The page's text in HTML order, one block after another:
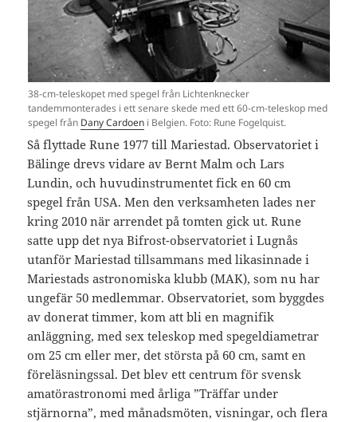
38-cm-teleskopet med spegel från Lichtenknecker
tandemmonterades i ett senare skede med ett 60-cm-teleskop med
spegel från Dany Cardoeni Belgien. Foto: Rune Fogelquist.
Så flyttade Rune 1977 till Mariestad. Observatoriet i
Bälinge drevs vidare av Bernt Malm och Lars
Lundin, och huvudinstrumentet fick en 60 cm
spegel från USA. Men den verksamheten lades ner
kring 2010 när arrendet på tomten gick ut. Rune
satte upp det nya Bifrost-observatoriet i Lugnås
utanför Mariestad tillsammans med likasinnade i
Mariestads astronomiska klubb (MAK), som nu har
ungefär 50 medlemmar. Observatoriet, som byggdes
av donerat timmer, kom att bli en magnifik
anläggning, med sex teleskop med spegeldiametrar
om 25 cm eller mer, det största på 60 cm, samt en
föreläsningssal. Det blev ett centrum för svensk
amatörastronomi med årliga ”Träffar under
stjärnorna”, med månadsmöten, visningar, och flera